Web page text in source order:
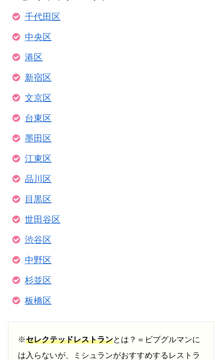
千代田区
中央区
港区
新宿区
文京区
台東区
墨田区
江東区
品川区
目黒区
世田谷区
渋谷区
中野区
杉並区
板橋区
※セレクテッドレストランとは？＝ビブグルマンに
は入らないが、ミシュランがおすすめするレストラ